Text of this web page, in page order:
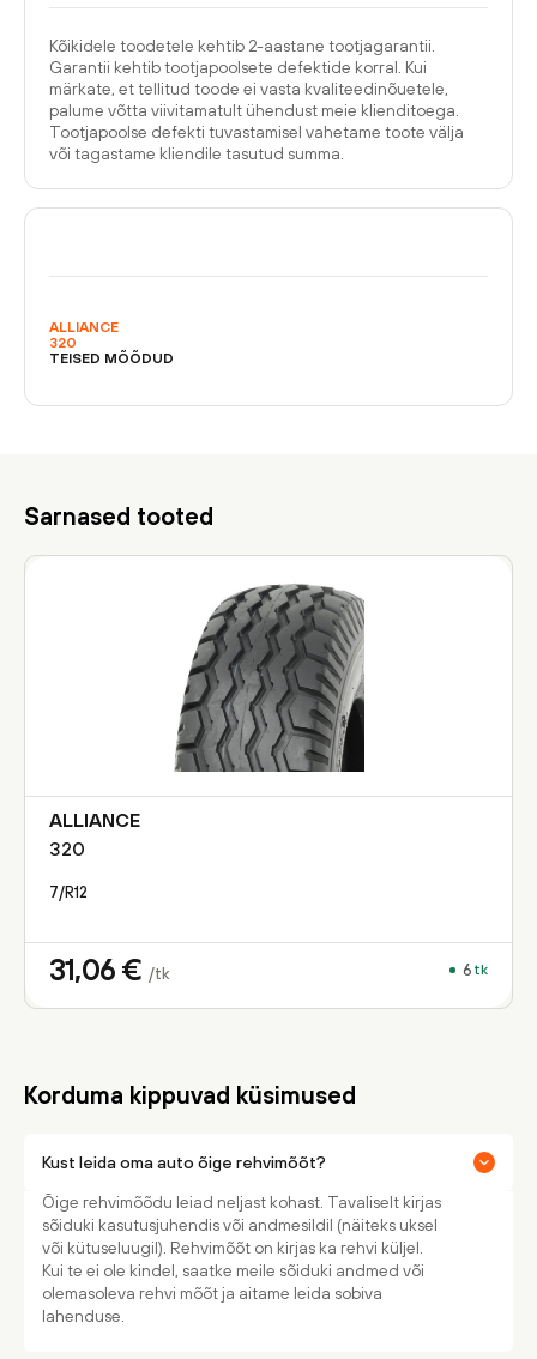
Kõikidele toodetele kehtib 2-aastane tootjagarantii.
Garantii kehtib tootjapoolsete defektide korral. Kui
märkate, et tellitud toode ei vasta kvaliteedinõuetele,
palume võtta viivitamatult ühendust meie klienditoega.
Tootjapoolse defekti tuvastamisel vahetame toote välja
või tagastame kliendile tasutud summa.
ALLIANCE
320
TEISED MÕÕDUD
Sarnased tooted
ALLIANCE
320
7/R12
31,06 € /tk 6 tk
Korduma kippuvad küsimused
Kust leida oma auto õige rehvimõõt?
Õige rehvimõõdu leiad neljast kohast. Tavaliselt kirjas
sõiduki kasutusjuhendis või andmesildil (näiteks uksel
või kütuseluugil). Rehvimõõt on kirjas ka rehvi küljel.
Kui te ei ole kindel, saatke meile sõiduki andmed või
olemasoleva rehvi mõõt ja aitame leida sobiva
lahenduse.